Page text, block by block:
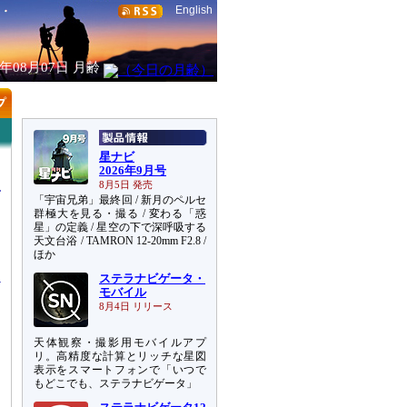
English
08月07日 月齢
星ナビ
2026年9月号
8月5日 発売
「宇宙兄弟」最終回 / 新月のペルセ
群極大を見る・撮る / 変わる「惑
星」の定義 / 星空の下で深呼吸する
天文台浴 / TAMRON 12-20mm F2.8 /
ほか
ステラナビゲータ・
モバイル
8月4日 リリース
天体観察・撮影用モバイルアプ
リ。高精度な計算とリッチな星図
表示をスマートフォンで「いつで
もどこでも、ステラナビゲータ」